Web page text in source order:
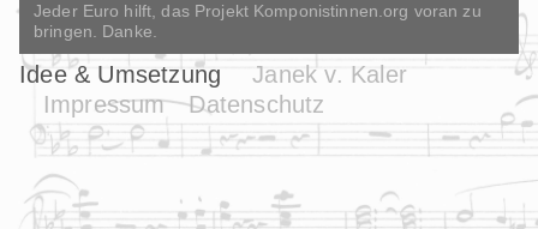
Jeder Euro hilft, das Projekt Komponistinnen.org voran zu
bringen. Danke.
Idee & Umsetzung
Janek v. Kaler
Impressum
Datenschutz